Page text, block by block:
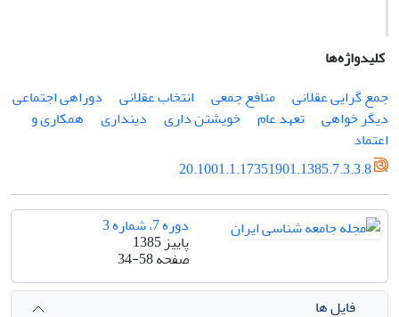
کلیدواژه‌ها
جمع گرایی عقلانی
منافع جمعی انتخاب عقلانی
دوراهی اجتماعی
دیگر خواهی
تعهد عام خویشتن داری دینداری
همکاری و
اعتماد
20.1001.1.17351901.1385.7.3.3.8
دوره 7، شماره 3
پاییز 1385
صفحه34-58
فایل ها